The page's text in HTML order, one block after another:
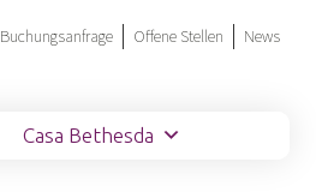
Buchungsanfrage Offene Stellen News
Casa Bethesda